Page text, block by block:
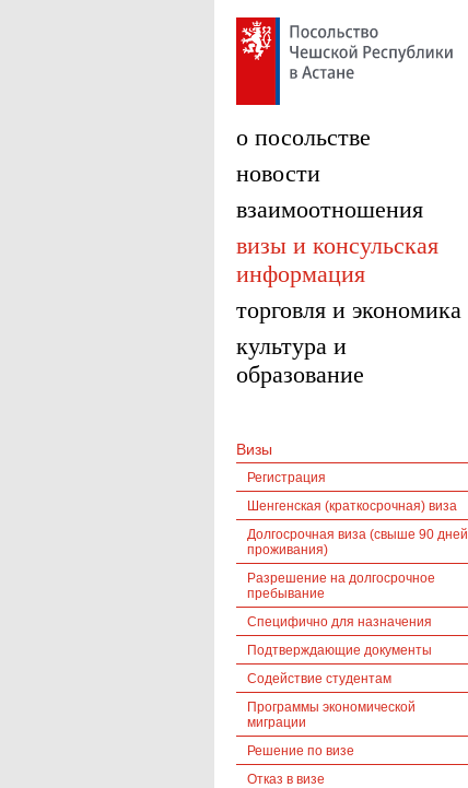
о посольстве
новости
взаимоотношения
визы и консульская
информация
торговля и экономика
культура и
образование
Визы
Регистрация
Шенгенская (краткосрочная) виза
Долгосрочная виза (свыше 90 дней
проживания)
Разрешение на долгосрочное
пребывание
Cпецифично для назначения
Подтверждающие документы
Cодействие студентам
Программы экономической
миграции
Решение по визе
Отказ в визе